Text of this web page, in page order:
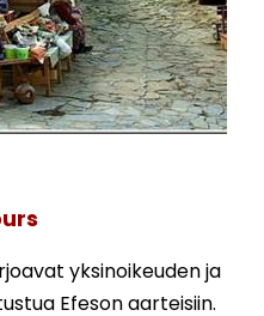
yksinoikeuden ja
Efeson aarteisiin.